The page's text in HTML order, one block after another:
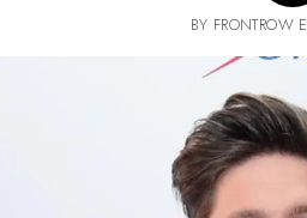
BY FRONTROW